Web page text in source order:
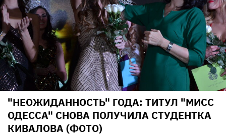
"НЕОЖИДАННОСТЬ" ГОДА: ТИТУЛ "МИСС
ОДЕССА" СНОВА ПОЛУЧИЛА СТУДЕНТКА
КИВАЛОВА (ФОТО)